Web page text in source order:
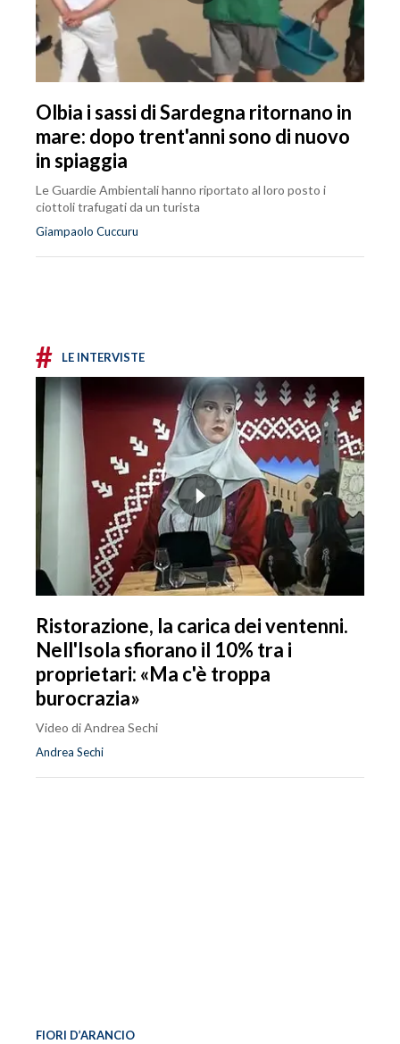
Olbia i sassi di Sardegna ritornano in
mare: dopo trent'anni sono di nuovo
in spiaggia
Le Guardie Ambientali hanno riportato al loro posto i
ciottoli trafugati da un turista
Giampaolo Cuccuru
# LE INTERVISTE
Ristorazione, la carica dei ventenni.
Nell'Isola sfiorano il 10% tra i
proprietari: «Ma c'è troppa
burocrazia»
Video di Andrea Sechi
Andrea Sechi
FIORI D’ARANCIO